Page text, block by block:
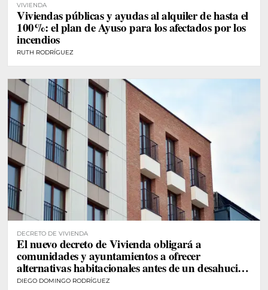
VIVIENDA
Viviendas públicas y ayudas al alquiler de hasta el
100%: el plan de Ayuso para los afectados por los
incendios
RUTH RODRÍGUEZ
DECRETO DE VIVIENDA
El nuevo decreto de Vivienda obligará a
comunidades y ayuntamientos a ofrecer
alternativas habitacionales antes de un desahucio
de personas vulnerables
DIEGO DOMINGO RODRÍGUEZ